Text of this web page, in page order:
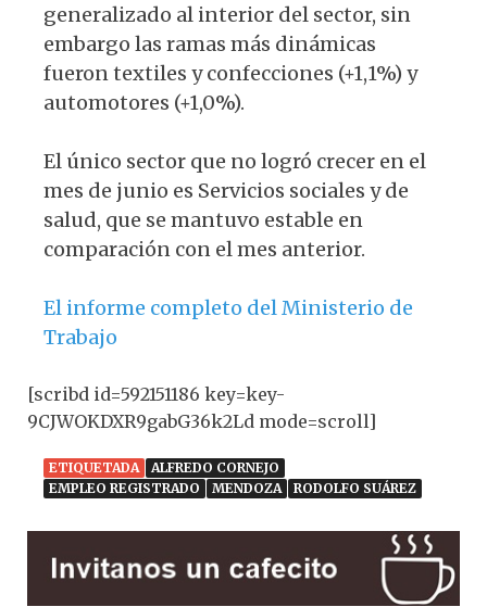
generalizado al interior del sector, sin
embargo las ramas más dinámicas
fueron textiles y confecciones (+1,1%) y
automotores (+1,0%).
El único sector que no logró crecer en el
mes de junio es Servicios sociales y de
salud, que se mantuvo estable en
comparación con el mes anterior.
El informe completo del Ministerio de
Trabajo
[scribd id=592151186 key=key-
9CJWOKDXR9gabG36k2Ld mode=scroll]
ETIQUETADA
ALFREDO CORNEJO
EMPLEO REGISTRADO
MENDOZA RODOLFO SUÁREZ